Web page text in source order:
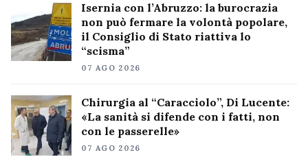
Isernia con l’Abruzzo: la burocrazia
non può fermare la volontà popolare,
il Consiglio di Stato riattiva lo
“scisma”
07 AGO 2026
Chirurgia al “Caracciolo”, Di Lucente:
«La sanità si difende con i fatti, non
con le passerelle»
07 AGO 2026